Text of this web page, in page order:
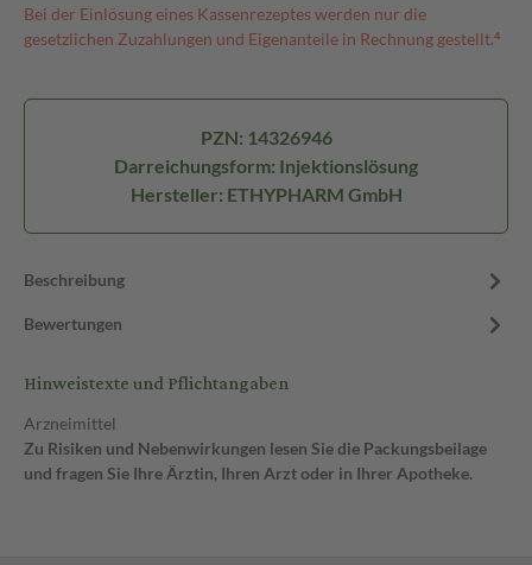
Bei der Einlösung eines Kassenrezeptes werden nur die
gesetzlichen Zuzahlungen und Eigenanteile in Rechnung gestellt.⁴
PZN: 14326946
Darreichungsform: Injektionslösung
Hersteller: ETHYPHARM GmbH
Beschreibung
Bewertungen
Hinweistexte und Pflichtangaben
Arzneimittel
Zu Risiken und Nebenwirkungen lesen Sie die Packungsbeilage
und fragen Sie Ihre Ärztin, Ihren Arzt oder in Ihrer Apotheke.